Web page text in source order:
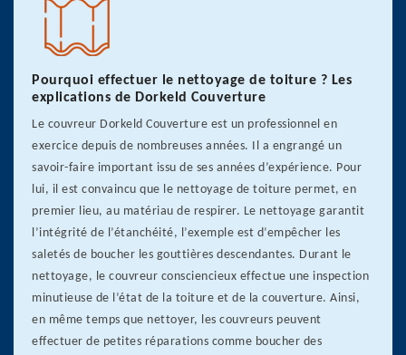
Pourquoi effectuer le nettoyage de toiture ? Les
explications de Dorkeld Couverture
Le couvreur Dorkeld Couverture est un professionnel en
exercice depuis de nombreuses années. Il a engrangé un
savoir-faire important issu de ses années d’expérience. Pour
lui, il est convaincu que le nettoyage de toiture permet, en
premier lieu, au matériau de respirer. Le nettoyage garantit
l’intégrité de l’étanchéité, l’exemple est d’empêcher les
saletés de boucher les gouttières descendantes. Durant le
nettoyage, le couvreur consciencieux effectue une inspection
minutieuse de l’état de la toiture et de la couverture. Ainsi,
en même temps que nettoyer, les couvreurs peuvent
effectuer de petites réparations comme boucher des